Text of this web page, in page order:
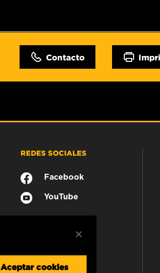
Contacto
REDES SOCIALES
Facebook
YouTube
Aceptar cookies